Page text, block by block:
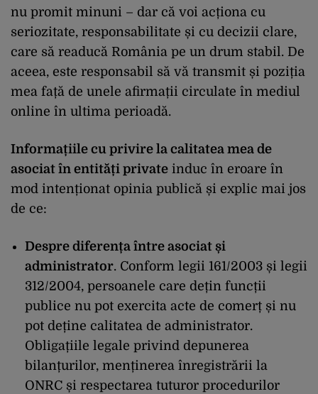
nu promit minuni – dar că voi acționa cu
seriozitate, responsabilitate și cu decizii clare,
care să readucă România pe un drum stabil. De
aceea, este responsabil să vă transmit și poziția
mea față de unele afirmații circulate în mediul
online în ultima perioadă.
Informațiile cu privire la calitatea mea de
asociat în entități private induc în eroare în
mod intenționat opinia publică și explic mai jos
de ce:
Despre diferența între asociat și
administrator. Conform legii 161/2003 și legii
312/2004, persoanele care dețin funcții
publice nu pot exercita acte de comerț și nu
pot deține calitatea de administrator.
Obligațiile legale privind depunerea
bilanțurilor, menținerea înregistrării la
ONRC și respectarea tuturor procedurilor